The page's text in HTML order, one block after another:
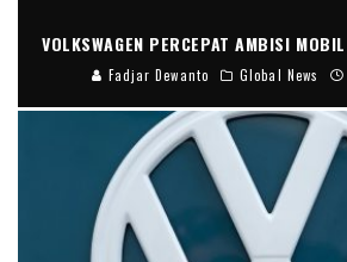
VOLKSWAGEN PERCEPAT AMBISI
Fadjar Dewanto Global News